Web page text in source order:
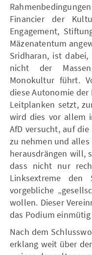
Financier der
Engagement,
Mäzenatentum
Sridharan, ist
nicht der
Monokultur führt.
diese Autonomie
Leitplanken setzt,
wird dies vor allem
AfD versucht, auf
zu nehmen und alles
herausdrängen will,
dass nicht nur
Linksextreme den
vorgebliche
wollen. Dieser
das Podium
Nach dem
erklang weit über